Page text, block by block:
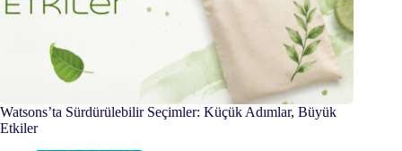
Watsons’ta Sürdürülebilir Seçimler: Küçük Adımlar, Büyük
Etkiler